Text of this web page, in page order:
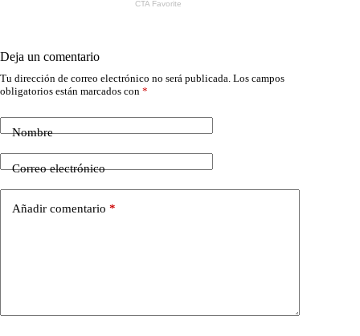
Deja un comentario
Tu dirección de correo electrónico no será publicada. Los campos
obligatorios están marcados con *
Nombre
Correo electrónico
Añadir comentario *